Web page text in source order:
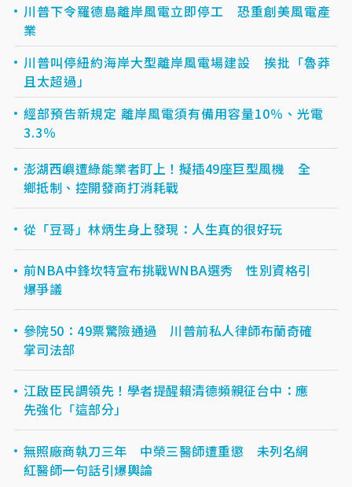
川普下令羅德島離岸風電立即停工 恐重創美風電產
業
川普叫停紐約海岸大型離岸風電場建設 挨批「魯莽
且太超過」
經部預告新規定 離岸風電須有備用容量10％、光電
3.3％
澎湖西嶼遭綠能業者盯上！擬插49座巨型風機 全
鄉抵制、控開發商打消耗戰
從「豆哥」林炳生身上發現：人生真的很好玩
前NBA中鋒坎特宣布挑戰WNBA選秀 性別資格引
爆爭議
參院50：49票驚險通過 川普前私人律師布蘭奇確
掌司法部
江啟臣民調領先！學者提醒賴清德頻親征台中：應
先強化「這部分」
無照廠商執刀三年 中榮三醫師遭重懲 未列名網
紅醫師一句話引爆輿論